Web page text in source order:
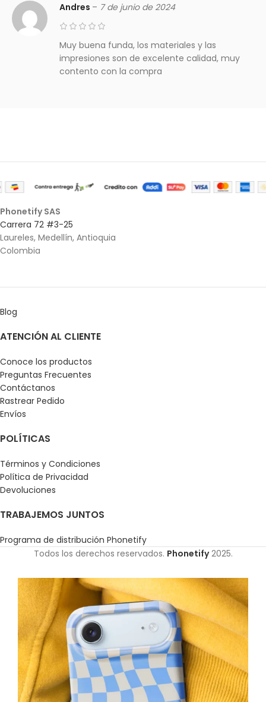
Andres – 7 de junio de 2024
Muy buena funda, los materiales y las
impresiones son de excelente calidad, muy
contento con la compra
Phonetify SAS
Carrera 72 #3-25
Laureles, Medellín, Antioquia
Colombia
Blog
ATENCIÓN AL CLIENTE
Conoce los productos
Preguntas Frecuentes
Contáctanos
Rastrear Pedido
Envíos
POLÍTICAS
Términos y Condiciones
Política de Privacidad
Devoluciones
TRABAJEMOS JUNTOS
Programa de distribución Phonetify
Todos los derechos reservados. Phonetify2025.